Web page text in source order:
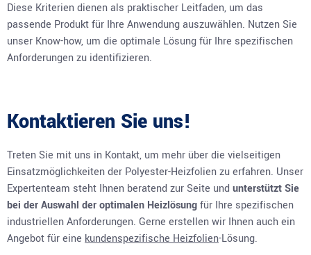
Diese Kriterien dienen als praktischer Leitfaden, um das
passende Produkt für Ihre Anwendung auszuwählen. Nutzen Sie
unser Know-how, um die optimale Lösung für Ihre spezifischen
Anforderungen zu identifizieren.
Kontaktieren Sie uns!
Treten Sie mit uns in Kontakt, um mehr über die vielseitigen
Einsatzmöglichkeiten der Polyester-Heizfolien zu erfahren. Unser
Expertenteam steht Ihnen beratend zur Seite und unterstützt Sie
bei der Auswahl der optimalen Heizlösungfür Ihre spezifischen
industriellen Anforderungen. Gerne erstellen wir Ihnen auch ein
Angebot für eine kundenspezifische Heizfolien-Lösung.